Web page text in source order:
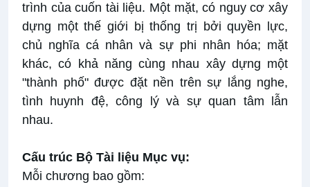
trình của cuốn tài liệu. Một mặt, có nguy cơ xây
dựng một thế giới bị thống trị bởi quyền lực,
chủ nghĩa cá nhân và sự phi nhân hóa; mặt
khác, có khả năng cùng nhau xây dựng một
"thành phố" được đặt nền trên sự lắng nghe,
tình huynh đệ, công lý và sự quan tâm lẫn
nhau.
Cấu trúc Bộ Tài liệu Mục vụ:
Mỗi chương bao gồm: